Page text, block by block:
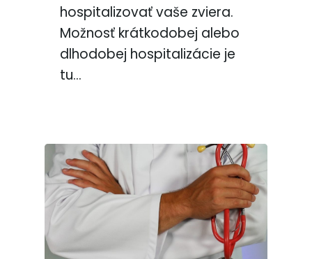
hospitalizovať vaše zviera.
Možnosť krátkodobej alebo
dlhodobej hospitalizácie je
tu…